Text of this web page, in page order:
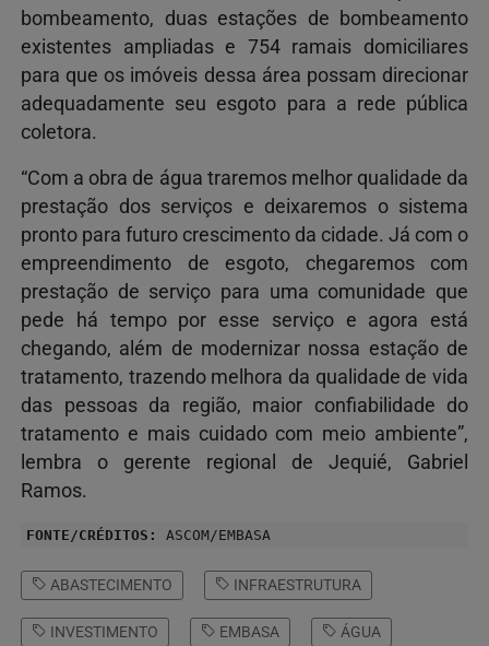
bombeamento, duas estações de bombeamento
existentes ampliadas e 754 ramais domiciliares
para que os imóveis dessa área possam direcionar
adequadamente seu esgoto para a rede pública
coletora.
“Com a obra de água traremos melhor qualidade da
prestação dos serviços e deixaremos o sistema
pronto para futuro crescimento da cidade. Já com o
empreendimento de esgoto, chegaremos com
prestação de serviço para uma comunidade que
pede há tempo por esse serviço e agora está
chegando, além de modernizar nossa estação de
tratamento, trazendo melhora da qualidade de vida
das pessoas da região, maior confiabilidade do
tratamento e mais cuidado com meio ambiente”,
lembra o gerente regional de Jequié, Gabriel
Ramos.
FONTE/CRÉDITOS: ASCOM/EMBASA
ABASTECIMENTO INFRAESTRUTURA
INVESTIMENTO EMBASA ÁGUA